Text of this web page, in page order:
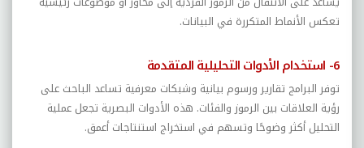
تعكس الأنماط المتكررة في البيانات.
6- استخدام الأدوات التحليلية المتقدمة
توفر البرامج تقارير ورسوم بيانية وشبكات معرفية تساعد الباحث على
رؤية العلاقات بين الرموز والفئات. هذه الأدوات البصرية تجعل عملية
التحليل أكثر وضوحًا وتسهم في استخراج استنتاجات أعمق.